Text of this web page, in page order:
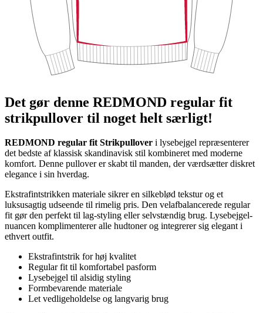
Det gør denne REDMOND regular fit
strikpullover til noget helt særligt!
REDMOND regular fit Strikpullover i lysebejgel repræsenterer
det bedste af klassisk skandinavisk stil kombineret med moderne
komfort. Denne pullover er skabt til manden, der værdsætter diskret
elegance i sin hverdag.
Ekstrafintstrikken materiale sikrer en silkeblød tekstur og et
luksusagtig udseende til rimelig pris. Den velafbalancerede regular
fit gør den perfekt til lag-styling eller selvstændig brug. Lysebejgel-
nuancen komplimenterer alle hudtoner og integrerer sig elegant i
ethvert outfit.
Ekstrafintstrik for høj kvalitet
Regular fit til komfortabel pasform
Lysebejgel til alsidig styling
Formbevarende materiale
Let vedligeholdelse og langvarig brug